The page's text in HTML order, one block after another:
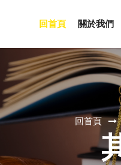
回首頁 關於我們
回首頁